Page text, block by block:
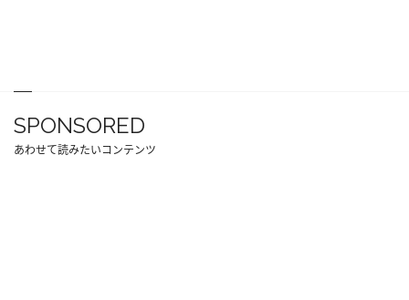
SPONSORED
あわせて読みたいコンテンツ